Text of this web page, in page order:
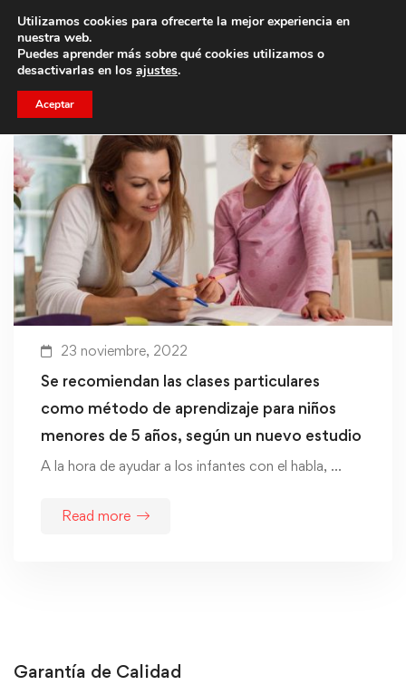
Trae a un amigo y llevaos un total de 75€ de descuento.
23 noviembre, 2022
Se recomiendan las clases particulares
como método de aprendizaje para niños
menores de 5 años, según un nuevo estudio
A la hora de ayudar a los infantes con el habla, …
Read more
Garantía de Calidad
Utilizamos cookies para ofrecerte la mejor experiencia en
nuestra web.
Puedes aprender más sobre qué cookies utilizamos o
desactivarlas en los ajustes.
Aceptar